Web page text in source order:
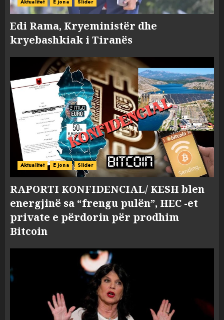
Aktualitet E jona Slider
Edi Rama, Kryeministër dhe
kryebashkiak i Tiranës
Aktualitet E jona Slider
RAPORTI KONFIDENCIAL/ KESH blen
energjinë sa “frengu pulën”, HEC -et
private e përdorin për prodhim
Bitcoin